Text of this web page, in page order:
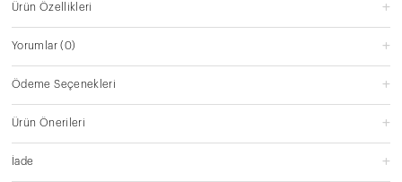
Ürün Özellikleri
Yorumlar(0)
Ödeme Seçenekleri
Ürün Önerileri
İade